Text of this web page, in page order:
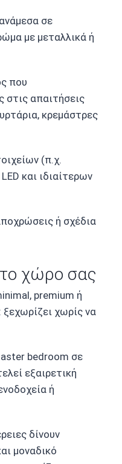
σε
με μεταλλικά ή
που
απαιτήσεις
κρεμάστρες
(π.χ.
και ιδιαίτερων
ή σχέδια
χώρο σας
premium ή
χωρίς να
bedroom σε
εξαιρετική
ή
δίνουν
μοναδικό